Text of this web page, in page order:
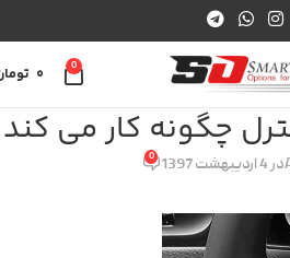
0
چگونه کار می کند
در 4 اردیبهشت 1397 0